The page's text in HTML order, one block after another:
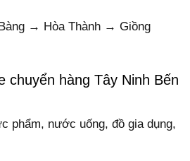
→ Hòa Thành → Giồng
chuyển hàng Tây Ninh Bến
phẩm, nước uống, đồ gia dụng,